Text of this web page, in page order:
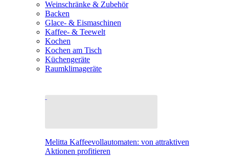
Weinschränke & Zubehör
Backen
Glace- & Eismaschinen
Kaffee- & Teewelt
Kochen
Kochen am Tisch
Küchengeräte
Raumklimageräte
Melitta Kaffeevollautomaten: von attraktiven
Aktionen profitieren